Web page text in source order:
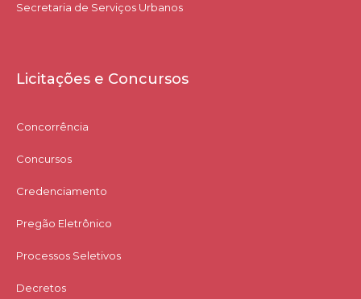
Secretaria de Serviços Urbanos
Licitações e Concursos
Concorrência
Concursos
Credenciamento
Pregão Eletrônico
Processos Seletivos
Decretos